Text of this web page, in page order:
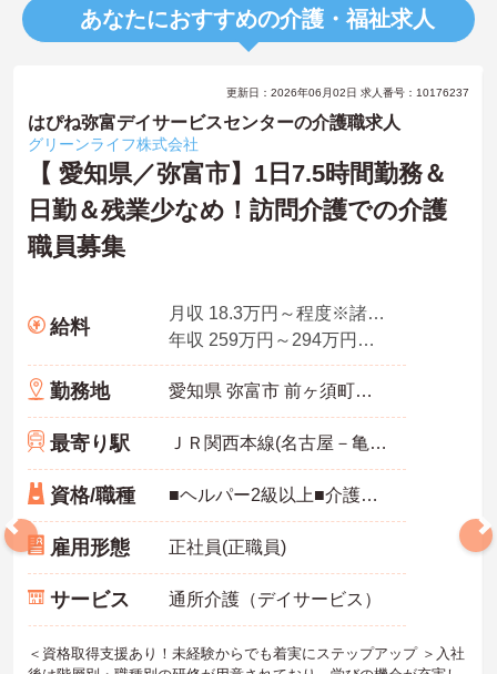
あなたにおすすめの介護・福祉求人
更新日：2026年06月02日 求人番号：10176237
はぴね弥富デイサービスセンターの介護職求人
グリーンライフ株式会社
【 愛知県／弥富市】1日7.5時間勤務＆
日勤＆残業少なめ！訪問介護での介護
職員募集
給料
月収 18.3万円～程度※諸手当込
年収 259万円～294万円程度 月給×賞与3～4ヶ月分想定
勤務地 愛知県 弥富市 前ヶ須町東勘助110-1
最寄り駅 ＪＲ関西本線(名古屋－亀山)「弥富駅」徒歩10分
資格/職種 ■ヘルパー2級以上■介護福祉士免許■介護職員基礎研修※いずれかの資格をお持ちの方 ■普通自動車免許（運転業務が必須）
雇用形態 正社員(正職員)
サービス 通所介護（デイサービス）
＜資格取得支援あり！未経験からでも着実にステップアップ ＞入社